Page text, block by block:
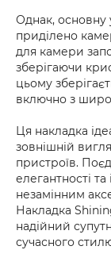
Однак, основну
приділено
для камери
зберігаючи
цьому
включно з
Ця накладка
зовнішній
пристроїв.
елегантності
незамінним
Накладка
надійний
сучасного